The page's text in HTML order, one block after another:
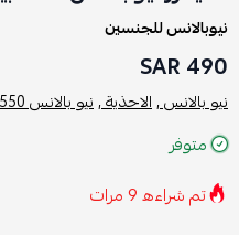
نيوبالانس للجنسين
490 SAR
نيو بالانس ,الاحذية ,نيو بالانس 550 ,
متوفر
تم شراءه9مرات